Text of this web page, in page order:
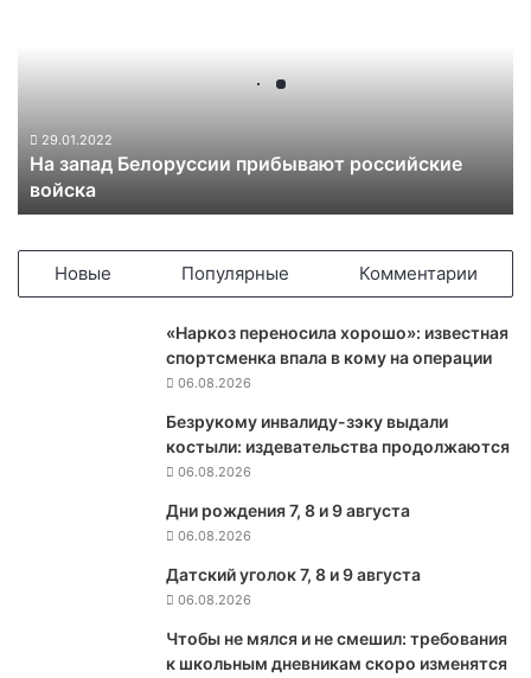
о
29.01.2022
На запад Белоруссии прибывают российские
войска
Новые Популярные Комментарии
«Наркоз переносила хорошо»: известная
спортсменка впала в кому на операции
06.08.2026
Безрукому инвалиду-зэку выдали
костыли: издевательства продолжаются
06.08.2026
Дни рождения 7, 8 и 9 августа
06.08.2026
Датский уголок 7, 8 и 9 августа
06.08.2026
Чтобы не мялся и не смешил: требования
к школьным дневникам скоро изменятся